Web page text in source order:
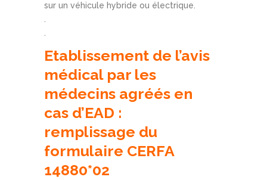
sur un véhicule hybride ou électrique.
.
.
Etablissement de l’avis
médical par les
médecins agréés en
cas d’EAD :
remplissage du
formulaire CERFA
14880*02